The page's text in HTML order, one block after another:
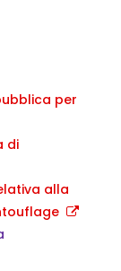
per
di
alla